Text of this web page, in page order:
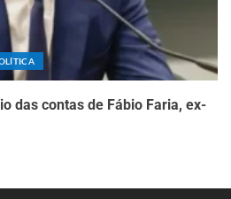
das contas de Fábio Faria, ex-